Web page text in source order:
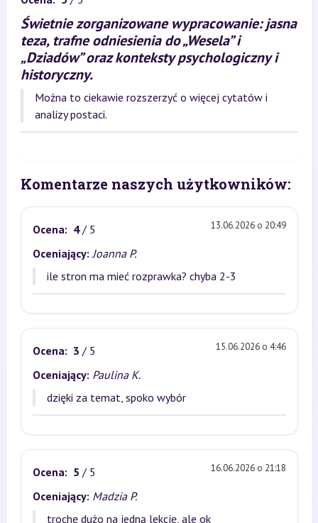
Świetnie zorganizowane wypracowanie: jasna
teza, trafne odniesienia do „Wesela” i
„Dziadów” oraz konteksty psychologiczny i
historyczny.
Można to ciekawie rozszerzyć o więcej cytatów i
analizy postaci.
Komentarze naszych użytkowników:
Ocena: 4 / 5 13.06.2026 o 20:49
Oceniający: Joanna P.
ile stron ma mieć rozprawka? chyba 2-3
Ocena: 3 / 5 15.06.2026 o 4:46
Oceniający: Paulina K.
dzięki za temat, spoko wybór
Ocena: 5 / 5 16.06.2026 o 21:18
Oceniający: Madzia P.
trochę dużo na jedną lekcję, ale ok